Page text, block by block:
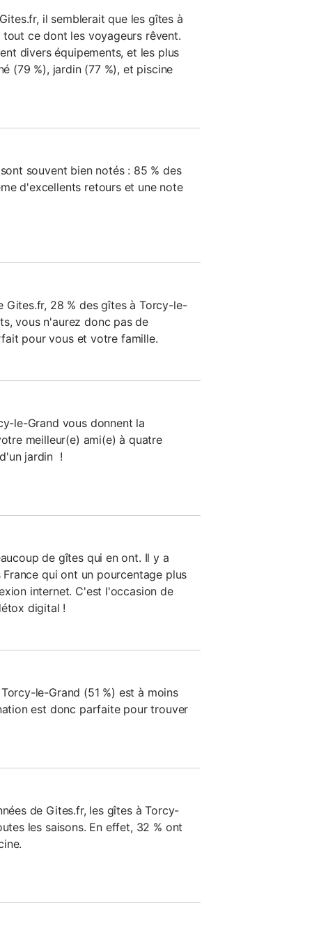
il semblerait que les gîtes à
ce dont les voyageurs rêvent.
divers équipements, et les plus
(79 %), jardin (77 %), et piscine
souvent bien notés : 85 % des
d'excellents retours et une note
Gites.fr, 28 % des gîtes à Torcy-le-
vous n'aurez donc pas de
pour vous et votre famille.
le-Grand vous donnent la
meilleur(e) ami(e) à quatre
jardin !
de gîtes qui en ont. Il y a
qui ont un pourcentage plus
internet. C'est l'occasion de
digital !
le-Grand (51 %) est à moins
est donc parfaite pour trouver
de Gites.fr, les gîtes à Torcy-
les saisons. En effet, 32 % ont